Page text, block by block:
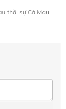
thời sự Cà Mau